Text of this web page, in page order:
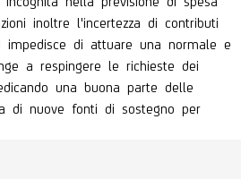
inoltre l'incertezza di contributi
di attuare una normale e
a respingere le richieste dei
una buona parte delle
di nuove fonti di sostegno per